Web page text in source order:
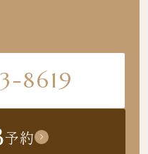
8619
予約